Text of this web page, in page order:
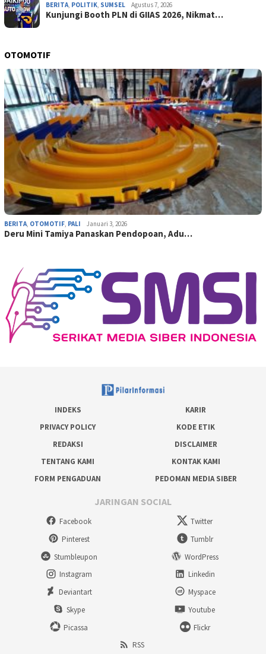
BERITA, POLITIK, SUMSEL Agustus 7, 2026
Kunjungi Booth PLN di GIIAS 2026, Nikmat…
OTOMOTIF
BERITA, OTOMOTIF, PALI Januari 3, 2026
Deru Mini Tamiya Panaskan Pendopoan, Adu…
INDEKS
KARIR
PRIVACY POLICY
KODE ETIK
REDAKSI
DISCLAIMER
TENTANG KAMI
KONTAK KAMI
FORM PENGADUAN
PEDOMAN MEDIA SIBER
JARINGAN SOCIAL
Facebook
Twitter
Pinterest
Tumblr
Stumbleupon
WordPress
Instagram
Linkedin
Deviantart
Myspace
Skype
Youtube
Picassa
Flickr
RSS